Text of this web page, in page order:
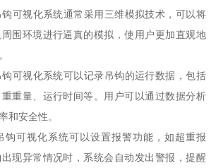
可视化系统通常采用三维模拟技术，可以将
围环境进行逼真的模拟，使用户更加直观地
可视化系统可以记录吊钩的运行数据，包括
重量、运行时间等。用户可以通过数据分析
和安全性。
钩可视化系统可以设置报警功能，如超重报
现异常情况时，系统会自动发出警报，提醒